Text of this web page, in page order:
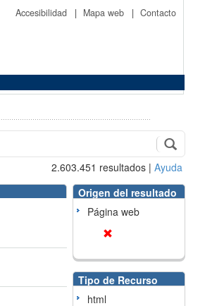
Accesibilidad | Mapa web | Contacto
2.603.451 resultados | Ayuda
Origen del resultado
Página web
Tipo de Recurso
html